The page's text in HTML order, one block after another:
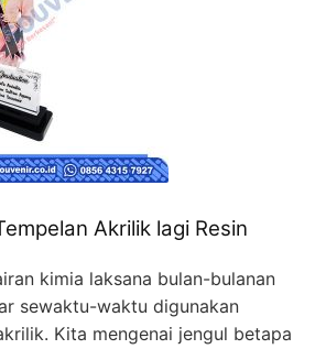
Akrilik lagi Resin
kimia laksana bulan-bulanan
sewaktu-waktu digunakan
Kita mengenai jengul betapa